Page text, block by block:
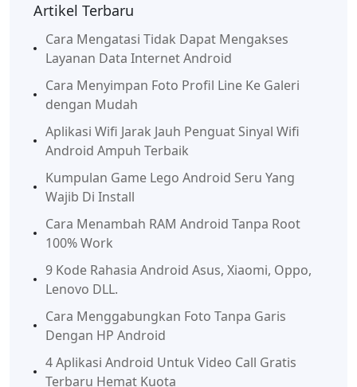
Artikel Terbaru
Cara Mengatasi Tidak Dapat Mengakses
Layanan Data Internet Android
Cara Menyimpan Foto Profil Line Ke Galeri
dengan Mudah
Aplikasi Wifi Jarak Jauh Penguat Sinyal Wifi
Android Ampuh Terbaik
Kumpulan Game Lego Android Seru Yang
Wajib Di Install
Cara Menambah RAM Android Tanpa Root
100% Work
9 Kode Rahasia Android Asus, Xiaomi, Oppo,
Lenovo DLL.
Cara Menggabungkan Foto Tanpa Garis
Dengan HP Android
4 Aplikasi Android Untuk Video Call Gratis
Terbaru Hemat Kuota